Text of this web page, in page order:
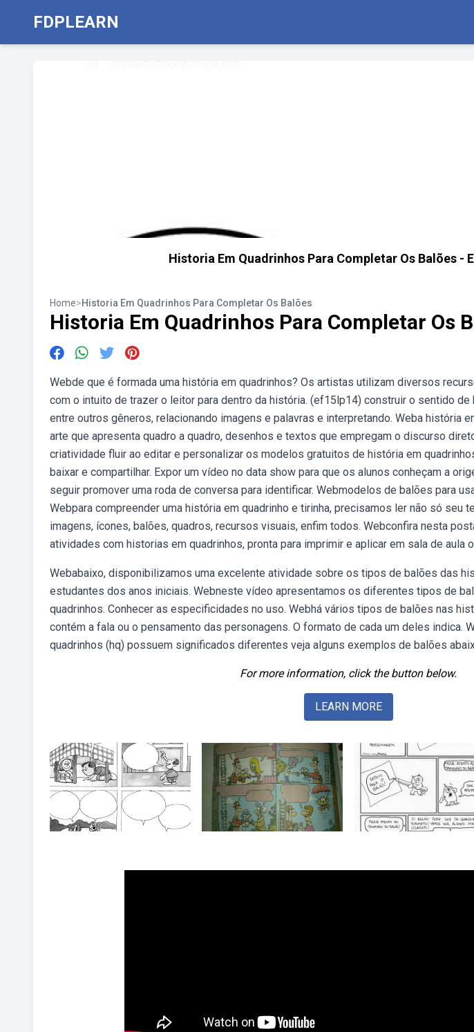
FDPLEARN
Historia Em Quadrinhos Para Completar Os Balões -
Home>Historia Em Quadrinhos Para Completar Os Balões
Historia Em Quadrinhos Para Completar Os
Webde que é formada uma história em quadrinhos? Os artistas utilizam diversos
com o intuito de trazer o leitor para dentro da história. (ef15lp14) construir o sentido
entre outros gêneros, relacionando imagens e palavras e interpretando. Weba história
arte que apresenta quadro a quadro, desenhos e textos que empregam o discurso
criatividade fluir ao editar e personalizar os modelos gratuitos de história em
baixar e compartilhar. Expor um vídeo no data show para que os alunos conheçam a
seguir promover uma roda de conversa para identificar. Webmodelos de balões para
Webpara compreender uma história em quadrinho e tirinha, precisamos ler não só seu
imagens, ícones, balões, quadros, recursos visuais, enfim todos. Webconfira nesta
atividades com historias em quadrinhos, pronta para imprimir e aplicar em sala de aula
Webabaixo, disponibilizamos uma excelente atividade sobre os tipos de balões das
estudantes dos anos iniciais. Webneste vídeo apresentamos os diferentes tipos de
quadrinhos. Conhecer as especificidades no uso. Webhá vários tipos de balões nas
contém a fala ou o pensamento das personagens. O formato de cada um deles indica.
quadrinhos (hq) possuem significados diferentes veja alguns exemplos de balões
For more information, click the button below.
LEARN MORE